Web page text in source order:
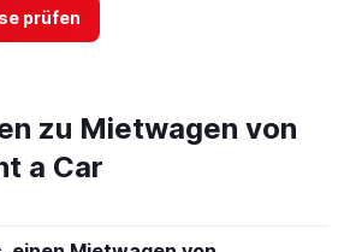
prüfen
zu Mietwagen von
a Car